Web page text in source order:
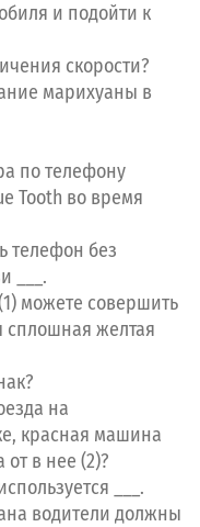
Нашли ошибку?
раза
штата
и подойти к
скорости?
марихуаны в
по телефону
Tooth во время
телефон без
___.
можете совершить
сплошная желтая
на
красная машина
в нее (2)?
___.
водители должны